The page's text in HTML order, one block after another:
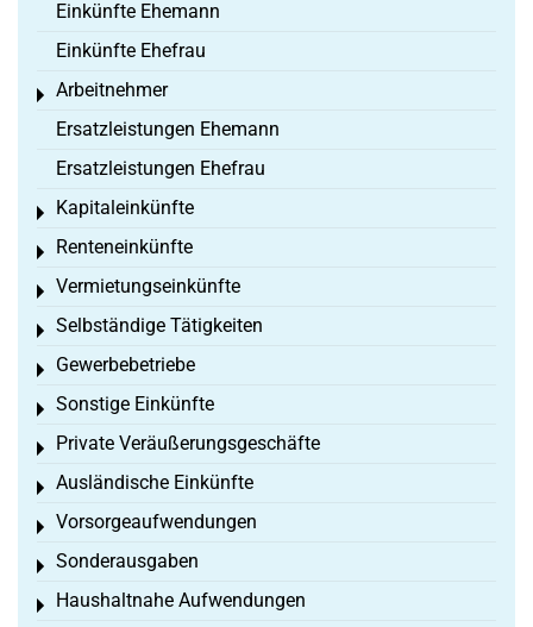
Einkünfte Ehemann
Einkünfte Ehefrau
Arbeitnehmer
Toggle menu
Ersatzleistungen Ehemann
Ersatzleistungen Ehefrau
Kapitaleinkünfte
Toggle menu
Renteneinkünfte
Toggle menu
Vermietungseinkünfte
Toggle menu
Selbständige Tätigkeiten
Toggle menu
Gewerbebetriebe
Toggle menu
Sonstige Einkünfte
Toggle menu
Private Veräußerungsgeschäfte
Toggle menu
Ausländische Einkünfte
Toggle menu
Vorsorgeaufwendungen
Toggle menu
Sonderausgaben
Toggle menu
Haushaltnahe Aufwendungen
Toggle menu